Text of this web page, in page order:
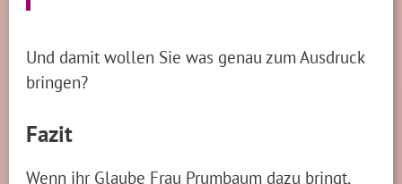
Und damit wollen Sie was genau zum Ausdruck
bringen?
Fazit
Wenn ihr Glaube Frau Prumbaum dazu bringt,